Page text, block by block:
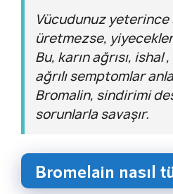
Vücudunuz
üretmezse,
Bu, karın ağrısı,
ağrılı semptomlar
Bromalin, sindirimi
sorunlarla savaşır.
Bromelain nasıl